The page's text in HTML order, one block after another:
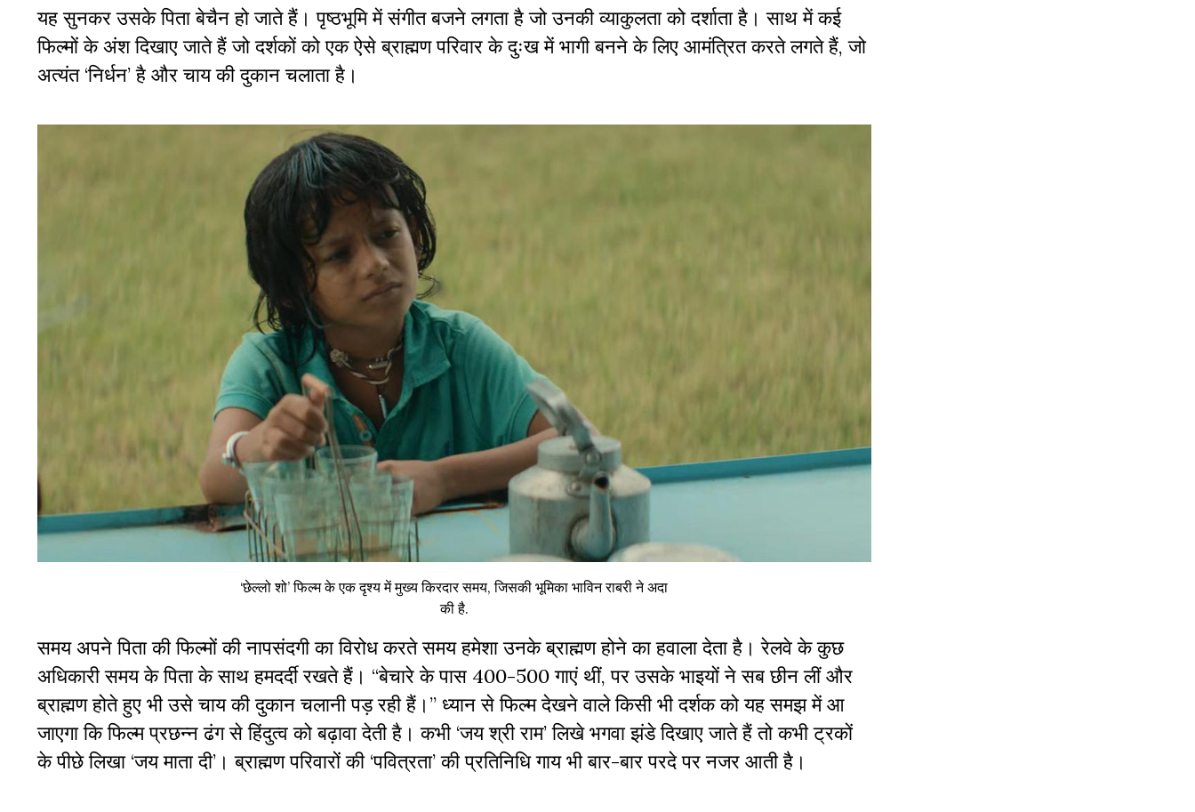
यह सुनकर उसके पिता बेचैन हो जाते हैं। पृष्ठभूमि में संगीत बजने लगता है जो उनकी व्याकुलता को दर्शाता है। साथ में कई
फिल्मों के अंश दिखाए जाते हैं जो दर्शकों को एक ऐसे ब्राह्मण परिवार के दुःख में भागी बनने के लिए आमंत्रित करते लगते हैं, जो
अत्यंत ‘निर्धन’ है और चाय की दुकान चलाता है।
‘छेल्लो शो’ फिल्म के एक दृश्य में मुख्य किरदार समय, जिसकी भूमिका भाविन राबरी ने अदा
की है.
समय अपने पिता की फिल्मों की नापसंदगी का विरोध करते समय हमेशा उनके ब्राह्मण होने का हवाला देता है। रेलवे के कुछ
अधिकारी समय के पिता के साथ हमदर्दी रखते हैं। “बेचारे के पास 400-500 गाएं थीं, पर उसके भाइयों ने सब छीन लीं और
ब्राह्मण होते हुए भी उसे चाय की दुकान चलानी पड़ रही हैं।” ध्यान से फिल्म देखने वाले किसी भी दर्शक को यह समझ में आ
जाएगा कि फिल्म प्रछन्न ढंग से हिंदुत्व को बढ़ावा देती है। कभी ‘जय श्री राम’ लिखे भगवा झंडे दिखाए जाते हैं तो कभी ट्रकों
के पीछे लिखा ‘जय माता दी’। ब्राह्मण परिवारों की ‘पवित्रता’ की प्रतिनिधि गाय भी बार-बार परदे पर नजर आती है।